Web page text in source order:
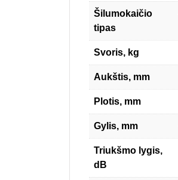
Šilumokaičio
tipas
Svoris, kg
Aukštis, mm
Plotis, mm
Gylis, mm
Triukšmo lygis,
dB